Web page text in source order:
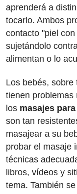
aprenderá a
tocarlo. Ambos
contacto "piel
sujetándolo
alimentan o lo
Los bebés, sobre
tienen problemas
los masajes
son tan
masajear a su
probar el masaje
técnicas
libros, vídeos y
tema. También